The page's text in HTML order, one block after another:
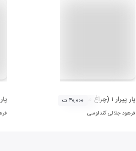
پار پیرار ۱ (چراغ موشی)
فرهود جلالی کندلوسی
۴۰,۰۰۰ ت پار